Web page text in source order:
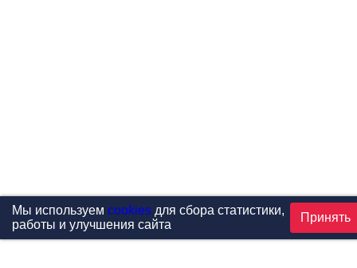
Мы используем cookiesдля сбора статистики,
работы и улучшения сайта
Принять